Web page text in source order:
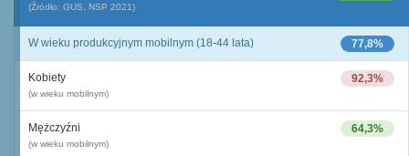
(Źródło: GUS, NSP 2021)
77,8%
W wieku produkcyjnym mobilnym (18-44 lata)
92,3%
Kobiety
(w wieku mobilnym)
64,3%
Mężczyźni
(w wieku mobilnym)